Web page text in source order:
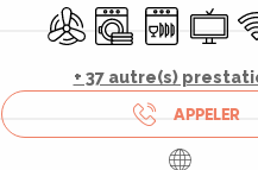
Air conditionné
Lave linge
Lave
+ 37 autre(s)
APPELER